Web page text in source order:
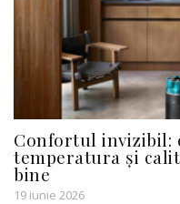
Confortul invizibil:
temperatura și
bine
19 iunie 2026